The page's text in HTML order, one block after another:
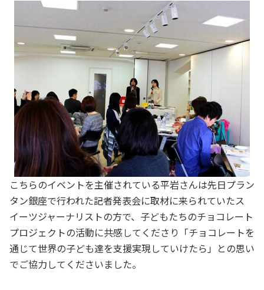
こちらのイベントを主催されている平岩さんは先日プラン
タン銀座で行われた記者発表会に取材に来られていたス
イーツジャーナリストの方で、子どもたちのチョコレート
プロジェクトの活動に共感してくださり「チョコレートを
通じて世界の子ども達を支援実現していけたら」との思い
でご協力してくださいました。